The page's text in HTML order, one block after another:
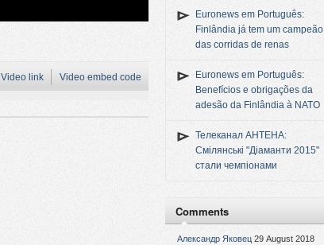
Video link Video embed code
Euronews em Português:
Finlândia já tem um campeão
das corridas de renas
Euronews em Português:
Benefícios e obrigações da
adesão da Finlândia à NATO
Телеканал АНТЕНА:
Смілянські "Діаманти 2015"
стали чемпіонами
Comments
Александр Яковец 29 August 2018